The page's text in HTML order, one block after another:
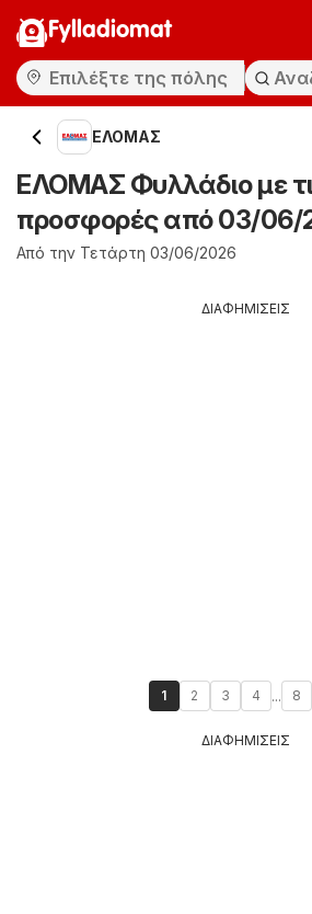
Fylladiomat
ΕΛΟΜΑΣ
ΕΛΟΜΑΣ Φυλλάδιο με
προσφορές από 03/06/
Από την Τετάρτη 03/06/2026
ΔΙΑΦΗΜΙΣΕΙΣ
1 2 3 4 ... 8
ΔΙΑΦΗΜΙΣΕΙΣ